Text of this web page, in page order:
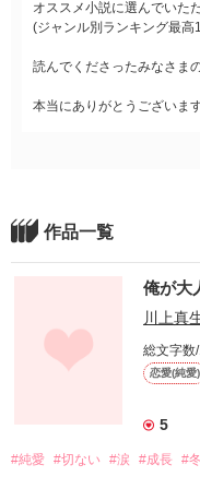
オススメ小説に選んでいた
(ジャンル別ランキング最
読んでくださったみなさま
本当にありがとうございま
作品一覧
俺が大
川上真
総文字数
恋愛(純愛)
5
#純愛 #切ない #涙 #成長 #冬